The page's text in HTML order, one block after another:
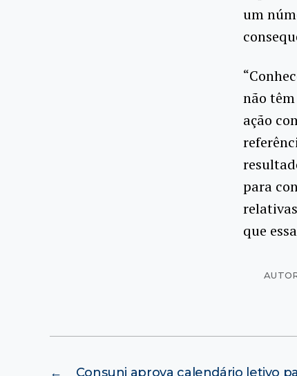
um
não
ação
para
que
← Consuni aprova calendário letivo